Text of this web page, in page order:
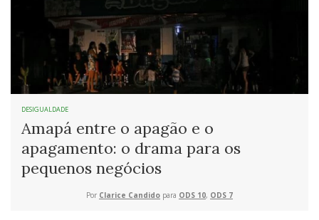
DESIGUALDADE
Amapá entre o apagão e o
apagamento: o drama para os
pequenos negócios
Por Clarice Candido para ODS 10, ODS 7